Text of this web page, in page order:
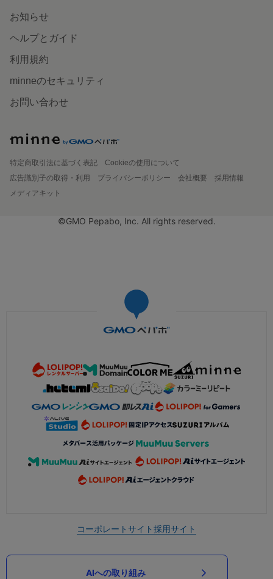
お知らせ
ヘルプとガイド
利用規約
minneのセキュリティ
お問い合わせ
特定商取引法に基づく表記
Cookieの使用について
広告識別子の取得・利用
プライバシーポリシー 会社概要
採用情報
メディアキット
©GMO Pepabo, Inc. All rights reserved.
コーポレートサイト採用サイト
AIへの取り組み